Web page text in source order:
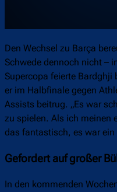
Den Wechsel zu Barça
Schwede dennoch nicht –
Supercopa feierte Bardghji
er im Halbfinale gegen
Assists beitrug. „Es war
zu spielen. Als ich meinen
das fantastisch, es war ein
Gefordert auf großer
In den kommenden